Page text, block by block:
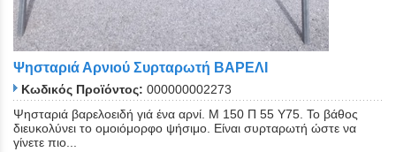
Ψησταριά Αρνιού Συρταρωτή ΒΑΡΕΛΙ
Κωδικός Προϊόντος: 000000002273
Ψησταριά βαρελοειδή γιά ένα αρνί. Μ 150 Π 55 Υ75. Το βάθος
διευκολύνει το ομοιόμορφο ψήσιμο. Είναι συρταρωτή ώστε να
γίνετε πιο...